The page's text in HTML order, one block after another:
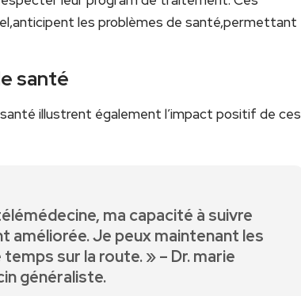
les problèmes de santé,permettant
santé
illustrent également l’impact positif de ces
ma capacité à suivre
améliorée. Je peux‌ maintenant les
sur la⁢ route. » ‌– Dr.⁣ marie
généraliste.